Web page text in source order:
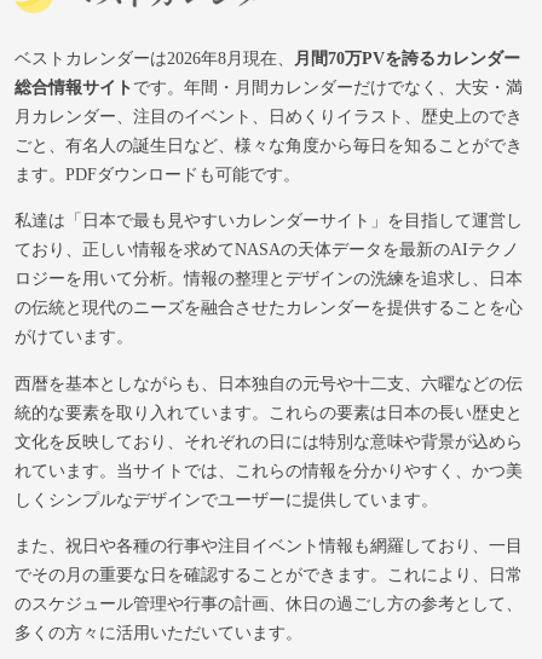
ベストカレンダーは2026年8月現在、
月間70万PVを誇るカレンダー
総合情報サイトです。年間・月間カレンダーだけでなく、大安・満
月カレンダー、注目のイベント、日めくりイラスト、歴史上のでき
ごと、有名人の誕生日など、様々な角度から毎日を知ることができ
ます。PDFダウンロードも可能です。
私達は「日本で最も見やすいカレンダーサイト」を目指して運営し
ており、正しい情報を求めてNASAの天体データを最新のAIテクノ
ロジーを用いて分析。情報の整理とデザインの洗練を追求し、日本
の伝統と現代のニーズを融合させたカレンダーを提供することを心
がけています。
西暦を基本としながらも、日本独自の元号や十二支、六曜などの伝
統的な要素を取り入れています。これらの要素は日本の長い歴史と
文化を反映しており、それぞれの日には特別な意味や背景が込めら
れています。当サイトでは、これらの情報を分かりやすく、かつ美
しくシンプルなデザインでユーザーに提供しています。
また、祝日や各種の行事や注目イベント情報も網羅しており、一目
でその月の重要な日を確認することができます。これにより、日常
のスケジュール管理や行事の計画、休日の過ごし方の参考として、
多くの方々に活用いただいています。